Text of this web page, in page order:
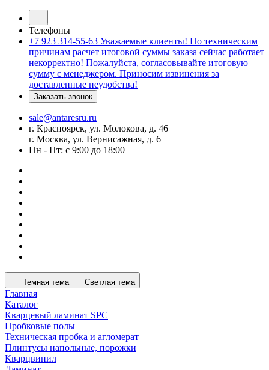
Телефоны
+7 923 314-55-63 Уважаемые клиенты! По техническим
причинам расчет итоговой суммы заказа сейчас работает
некорректно! Пожалуйста, согласовывайте итоговую
сумму с менеджером. Приносим извинения за
доставленные неудобства!
Заказать звонок
sale@antaresru.ru
г. Красноярск, ул. Молокова, д. 46
г. Москва, ул. Вернисажная, д. 6
Пн - Пт: с 9:00 до 18:00
Темная тема Светлая тема
Главная
Каталог
Кварцевый ламинат SPC
Пробковые полы
Техническая пробка и агломерат
Плинтусы напольные, порожки
Кварцвинил